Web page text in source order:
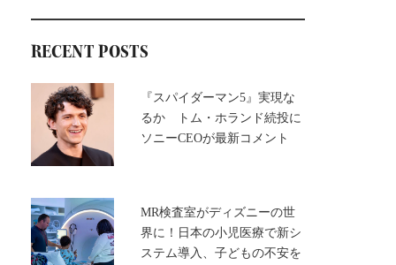
RECENT POSTS
『スパイダーマン5』実現な
るか トム・ホランド続投に
ソニーCEOが最新コメント
MR検査室がディズニーの世
界に！日本の小児医療で新シ
ステム導入、子どもの不安を